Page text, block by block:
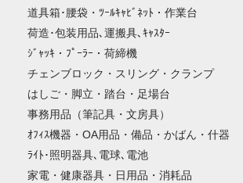
道具箱･腰袋・ﾂｰﾙｷｬﾋﾞﾈｯﾄ・作業台
荷造･包装用品､運搬具､ｷｬｽﾀｰ
ｼﾞｬｯｷ・ﾌﾟｰﾗｰ・荷締機
チェンブロック・スリング・クランプ
はしご・脚立・踏台・足場台
事務用品（筆記具・文房具）
ｵﾌｨｽ機器・OA用品・備品・かばん・什器
ﾗｲﾄ･照明器具､電球､電池
家電・健康器具・日用品・消耗品